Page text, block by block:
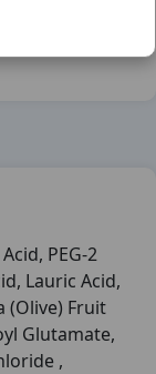
PEG-2
Lauric Acid,
(Olive) Fruit
Glutamate,
,